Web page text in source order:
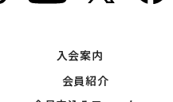
入会案内
会員紹介